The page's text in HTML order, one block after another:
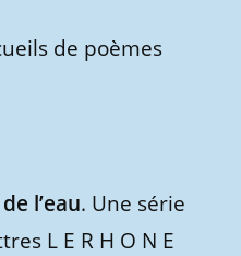
de poèmes
l’eau. Une série
L E R H O N E